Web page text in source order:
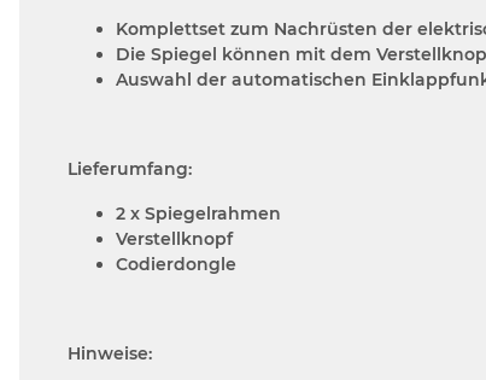
Komplettset zum Nachrüsten der
Die Spiegel können mit dem
Auswahl der automatischen
Lieferumfang:
2 x Spiegelrahmen
Verstellknopf
Codierdongle
Hinweise: